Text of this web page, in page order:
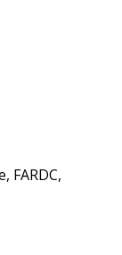
FARDC,